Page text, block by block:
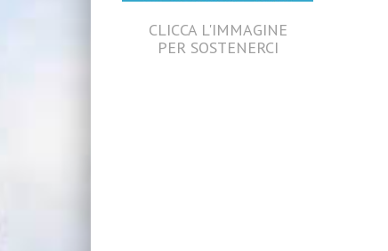
CLICCA L'IMMAGINE
PER SOSTENERCI